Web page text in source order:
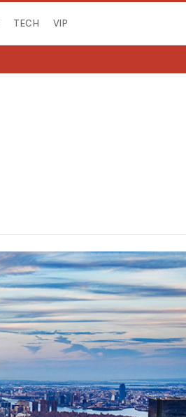
TECH VIP